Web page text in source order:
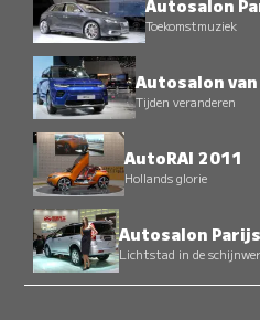
Autosalon
Toekomstmuziek
Autosalon
Tijden veranderen
AutoRAI 2011
Hollands glorie
Autosalon
Lichtstad in de